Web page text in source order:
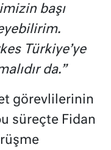
başı
Türkiye’ye
da.”
görevlilerinin
süreçte Fidan